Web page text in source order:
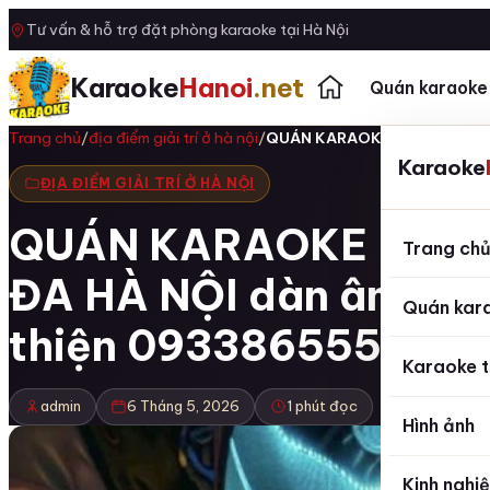
Tư vấn & hỗ trợ đặt phòng karaoke tại Hà Nội
KaraokeHanoi.net Quán karaoke
Karaoke
Trang chủ
Quán
Karaoke
Hình ảnh
Kinh
Trang chủ/địa điểm giải trí ở hà nội/QUÁN KARAOKE LƯƠNG SỬ
ĐỊA ĐIỂM GIẢI TRÍ Ở HÀ NỘI
QUÁN KARAOKE
ĐA HÀ NỘI dàn âm
thiện 0933865553
admin 6 Tháng 5, 2026 1 phút đọc